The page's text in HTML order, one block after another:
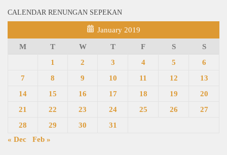
CALENDAR RENUNGAN SEPEKAN
January 2019
M T W T F S
S
1
2 3 4 5
6
7
8 9 10 11 12
13
14
15 16 17 18 19
20
21
22 23 24 25 26
27
28
29 30
31
« Dec
Feb »